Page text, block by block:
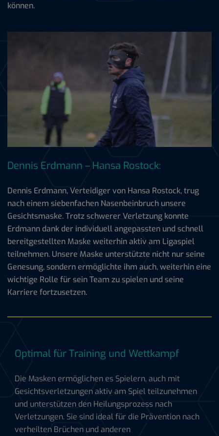
können.
Dennis Erdmann – Hansa Rostock:
Dennis Erdmann, Verteidiger von Hansa Rostock, trug
nach einem siebenfachen Nasenbeinbruch unsere
Gesichtsmaske. Trotz schwerer Verletzung konnte
Erdmann dank der individuell angepassten und schnell
bereitgestellten Maske weiterhin aktiv am Ligaspiel
teilnehmen. Unsere Maske unterstützte nicht nur seine
Genesung, sondern ermöglichte ihm auch, weiterhin eine
wichtige Rolle für sein Team zu spielen und seine
Karriere fortzusetzen.
Optimal für Training und Wettkampf
Die Masken ermöglichen es Spielern, auch mit
Gesichtsverletzungen aktiv am Spiel teilzunehmen
und unterstützen den Heilungsprozess nach
Verletzungen. Sie sind ideal für die Prävention nach
verheilten Brüchen und anderen